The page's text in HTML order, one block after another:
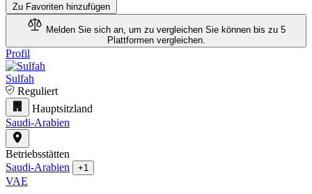
Zu Favoriten hinzufügen
Melden Sie sich an, um zu vergleichen Sie können bis zu 5
Plattformen vergleichen.
Profil
Sulfah
Reguliert
Hauptsitzland
Saudi-Arabien
Betriebsstätten
Saudi-Arabien
+1
VAE